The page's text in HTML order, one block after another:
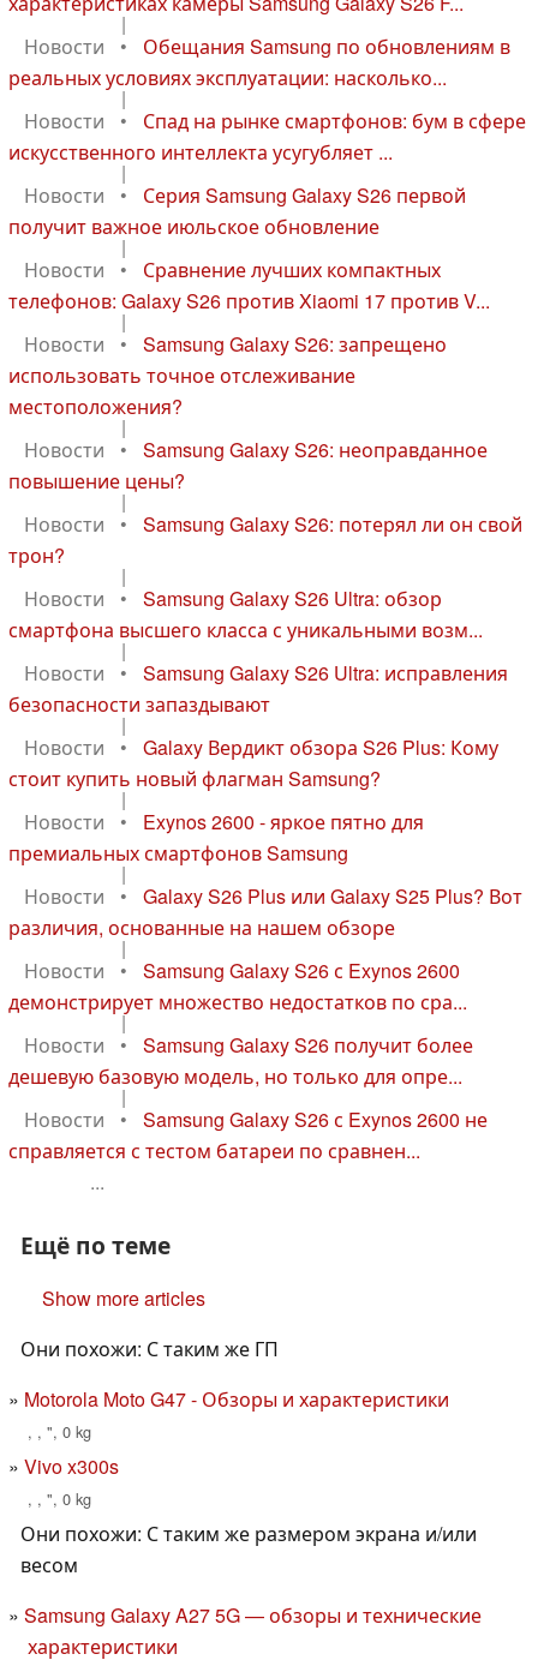
|
Новости
•
Обещания Samsung по обновлениям в
реальных условиях эксплуатации: насколько...
|
Новости
•
Спад на рынке смартфонов: бум в сфере
искусственного интеллекта усугубляет ...
|
Новости
•
Серия Samsung Galaxy S26 первой
получит важное июльское обновление
|
Новости
•
Сравнение лучших компактных
телефонов: Galaxy S26 против Xiaomi 17 против V...
|
Новости
•
Samsung Galaxy S26: запрещено
использовать точное отслеживание
местоположения?
|
Новости
•
Samsung Galaxy S26: неоправданное
повышение цены?
|
Новости
•
Samsung Galaxy S26: потерял ли он свой
трон?
|
Новости
•
Samsung Galaxy S26 Ultra: обзор
смартфона высшего класса с уникальными возм...
|
Новости
•
Samsung Galaxy S26 Ultra: исправления
безопасности запаздывают
|
Новости
•
Galaxy Вердикт обзора S26 Plus: Кому
стоит купить новый флагман Samsung?
|
Новости
•
Exynos 2600 - яркое пятно для
премиальных смартфонов Samsung
|
Новости
•
Galaxy S26 Plus или Galaxy S25 Plus? Вот
различия, основанные на нашем обзоре
|
Новости
•
Samsung Galaxy S26 с Exynos 2600
демонстрирует множество недостатков по сра...
|
Новости
•
Samsung Galaxy S26 получит более
дешевую базовую модель, но только для опре...
|
Новости
•
Samsung Galaxy S26 с Exynos 2600 не
справляется с тестом батареи по сравнен...
...
Ещё по теме
Show more articles
Они похожи: С таким же ГП
Motorola Moto G47 - Обзоры и характеристики
, , ", 0 kg
Vivo x300s
, , ", 0 kg
Они похожи: С таким же размером экрана и/или
весом
Samsung Galaxy A27 5G — обзоры и технические
характеристики